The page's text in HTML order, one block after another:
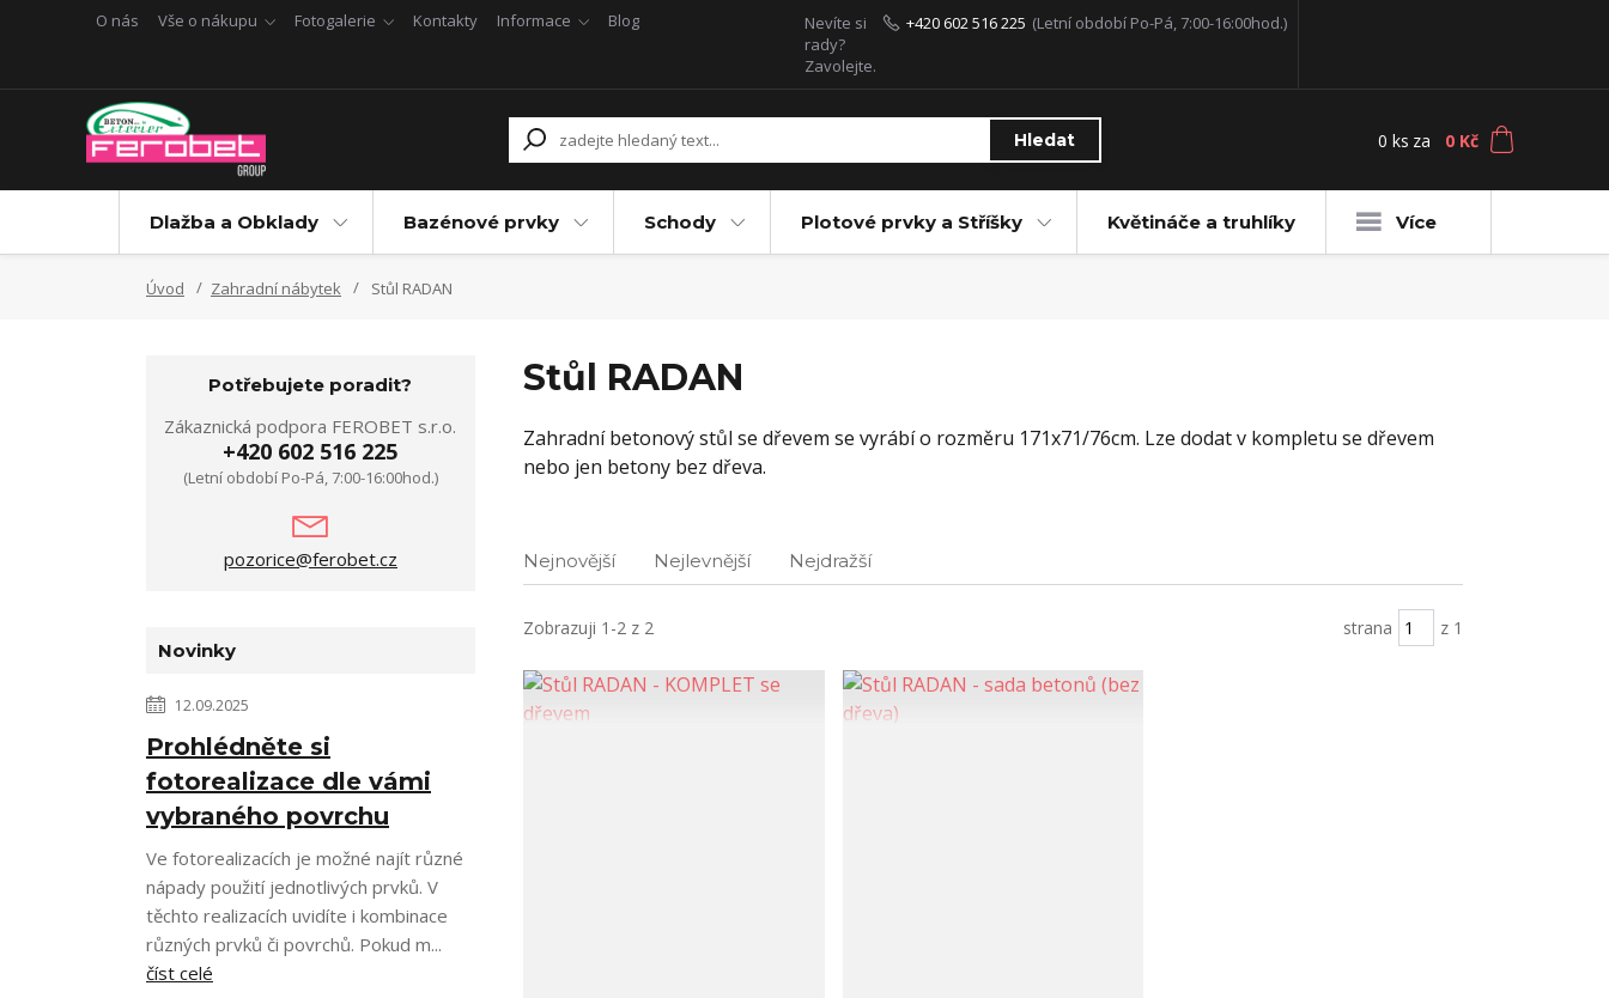
O nás Vše o nákupu Fotogalerie Kontakty Informace Blog
Hledat
Nevíte si
rady?
Zavolejte.
+420 602 516 225 (Letní období Po-Pá, 7:00-16:00hod.)
0 ks za 0 Kč
Dlažba a Obklady Bazénové prvky Schody Plotové prvky a Stříšky Květináče a truhlíky Více
Úvod Zahradní nábytek Stůl RADAN
Stůl RADAN
Zahradní betonový stůl se dřevem se vyrábí o rozměru 171x71/76cm. Lze dodat v kompletu se dřevem
nebo jen betony bez dřeva.
Nejnovější Nejlevnější Nejdražší
Zobrazuji 1-2 z 2 strana z 1
Potřebujete poradit?
Zákaznická podpora FEROBET s.r.o.
+420 602 516 225
(Letní období Po-Pá, 7:00-16:00hod.)
pozorice@ferobet.cz
Novinky
12.09.2025
Prohlédněte si
fotorealizace dle vámi
vybraného povrchu
Ve fotorealizacích je možné najít různé
nápady použití jednotlivých prvků. V
těchto realizacích uvidíte i kombinace
různých prvků či povrchů. Pokud m...
číst celé